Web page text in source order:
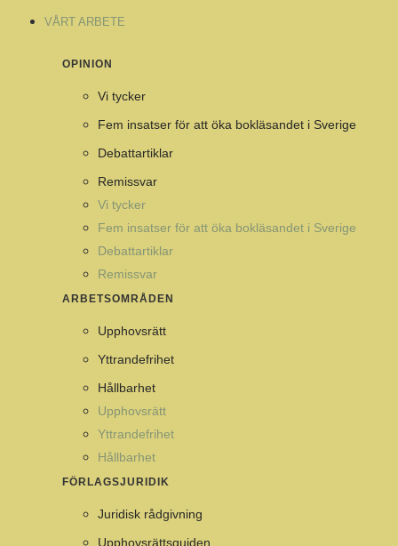
VÅRT ARBETE
OPINION
Vi tycker
Fem insatser för att öka bokläsandet i Sverige
Debattartiklar
Remissvar
Vi tycker
Fem insatser för att öka bokläsandet i Sverige
Debattartiklar
Remissvar
ARBETSOMRÅDEN
Upphovsrätt
Yttrandefrihet
Hållbarhet
Upphovsrätt
Yttrandefrihet
Hållbarhet
FÖRLAGSJURIDIK
Juridisk rådgivning
Upphovsrättsguiden